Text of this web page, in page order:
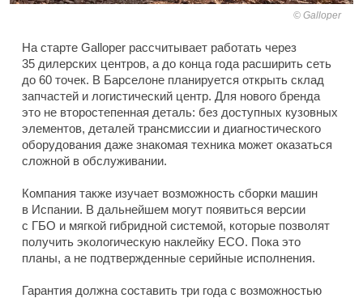
Galloper
На старте Galloper рассчитывает работать через
35 дилерских центров, а до конца года расширить сеть
до 60 точек. В Барселоне планируется открыть склад
запчастей и логистический центр. Для нового бренда
это не второстепенная деталь: без доступных кузовных
элементов, деталей трансмиссии и диагностического
оборудования даже знакомая техника может оказаться
сложной в обслуживании.
Компания также изучает возможность сборки машин
в Испании. В дальнейшем могут появиться версии
с ГБО и мягкой гибридной системой, которые позволят
получить экологическую наклейку ECO. Пока это
планы, а не подтвержденные серийные исполнения.
Гарантия должна составить три года с возможностью